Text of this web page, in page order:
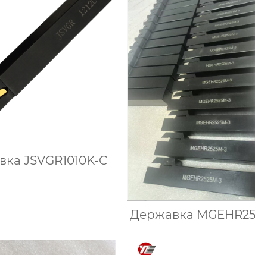
JSVGR1010K-C
Державка